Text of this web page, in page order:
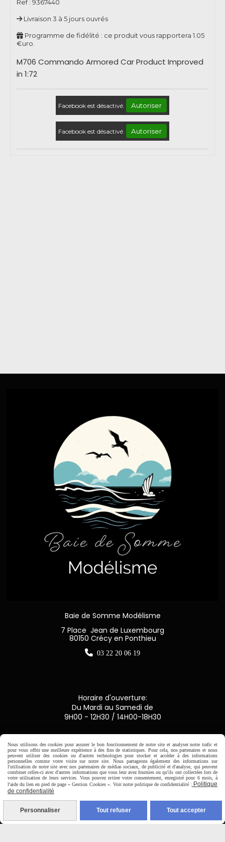
Ref : 9367440
Livraison 3 à 5 jours ouvrés
Programme de fidélité : ce produit vous rapportera 1.05
€uro.
M706 Commando Armored Car Product Improved
in 1:72
Facebook est désactivé. Autoriser
Facebook est désactivé. Autoriser
Baie de Somme Modélisme
7 Place Jean de Luxembourg
80150 Crécy en Ponthieu
 03 22 20 06 19
Horaire d'ouverture:
Du Mardi au Samedi de
9H00 - 12H30 / 14H00-18H30
Paiement sécurisé
CB Crédit Agricole
Virement bancaire
Nous utilisons des cookies pour assurer le bon fonctionnement de notre site et analyser notre trafic et
pour vous offrir une meilleure expérience à des fins de statistiques. Pour cela, nos partenaires et nous
peuvent utiliser des cookies ou d'autres technologies pour stocker et accéder à des informations
personnelles comme votre visite sur notre site. Nous partageons également des informations sur
l'utilisation de notre site avec nos partenaires de médias sociaux, de publicité et d'analyse, qui peuvent
combiner celles-ci avec d'autres informations que vous leur avez fournies ou qu'ils ont collectées lors de
votre utilisation de leurs services. Vous pouvez retirer votre consentement, enregistré pour 6 mois, à
l'aide du lien en pied de page « Gestion Cookies ». Voir notre politique de confidentialité : Politique
de confidentialité
Personnaliser Tout refuser Tout accepter